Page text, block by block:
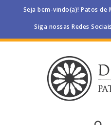
Seja bem-vindo(a)! Patos de
Siga nossas Redes Sociais